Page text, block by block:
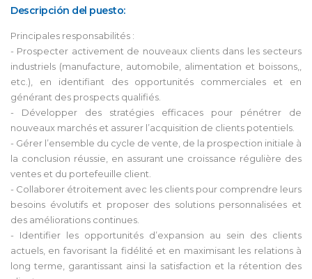
Descripción del puesto:
Principales responsabilités :
- Prospecter activement de nouveaux clients dans les secteurs
industriels (manufacture, automobile, alimentation et boissons,,
etc.), en identifiant des opportunités commerciales et en
générant des prospects qualifiés.
- Développer des stratégies efficaces pour pénétrer de
nouveaux marchés et assurer l’acquisition de clients potentiels.
- Gérer l’ensemble du cycle de vente, de la prospection initiale à
la conclusion réussie, en assurant une croissance régulière des
ventes et du portefeuille client.
- Collaborer étroitement avec les clients pour comprendre leurs
besoins évolutifs et proposer des solutions personnalisées et
des améliorations continues.
- Identifier les opportunités d’expansion au sein des clients
actuels, en favorisant la fidélité et en maximisant les relations à
long terme, garantissant ainsi la satisfaction et la rétention des